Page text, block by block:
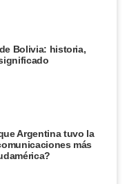
Bolivia: historia,
Argentina tuvo la
más